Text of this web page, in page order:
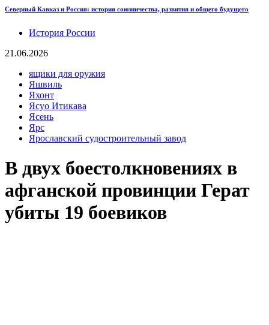
Северный Кавказ и Россия: история союзничества, развития и общего будущего
История России
21.06.2026
ящики для оружия
Яшвиль
Яхонт
Ясуо Итикава
Ясень
Ярс
Ярославский судостроительный завод
В двух боестолкновениях в
афганской провинции Герат
убиты 19 боевиков